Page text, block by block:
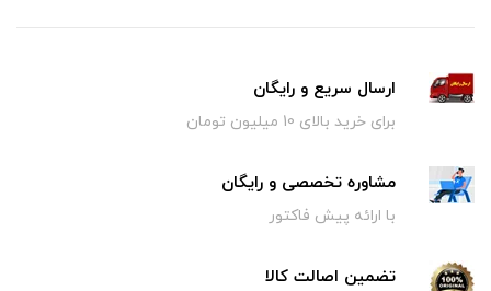
ارسال سریع و رایگان
برای خرید بالای 10 میلیون تومان
مشاوره تخصصی و رایگان
با ارائه پیش فاکتور
تضمین اصالت کالا